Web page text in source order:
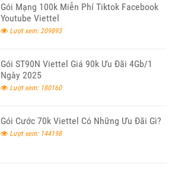
Gói Mạng 100k Miễn Phí Tiktok Facebook
Youtube Viettel
Lượt xem: 209893
Gói ST90N Viettel Giá 90k Ưu Đãi 4Gb/1
Ngày 2025
Lượt xem: 180160
Gói Cước 70k Viettel Có Những Ưu Đãi Gì?
Lượt xem: 144198